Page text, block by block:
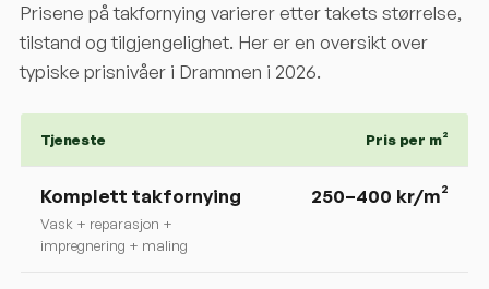
Prisene på takfornying varierer etter takets størrelse,
tilstand og tilgjengelighet. Her er en oversikt over
typiske prisnivåer i Drammen i 2026.
Tjeneste Pris per m²
Komplett takfornying
Vask + reparasjon +
impregnering + maling
250–400 kr/m²